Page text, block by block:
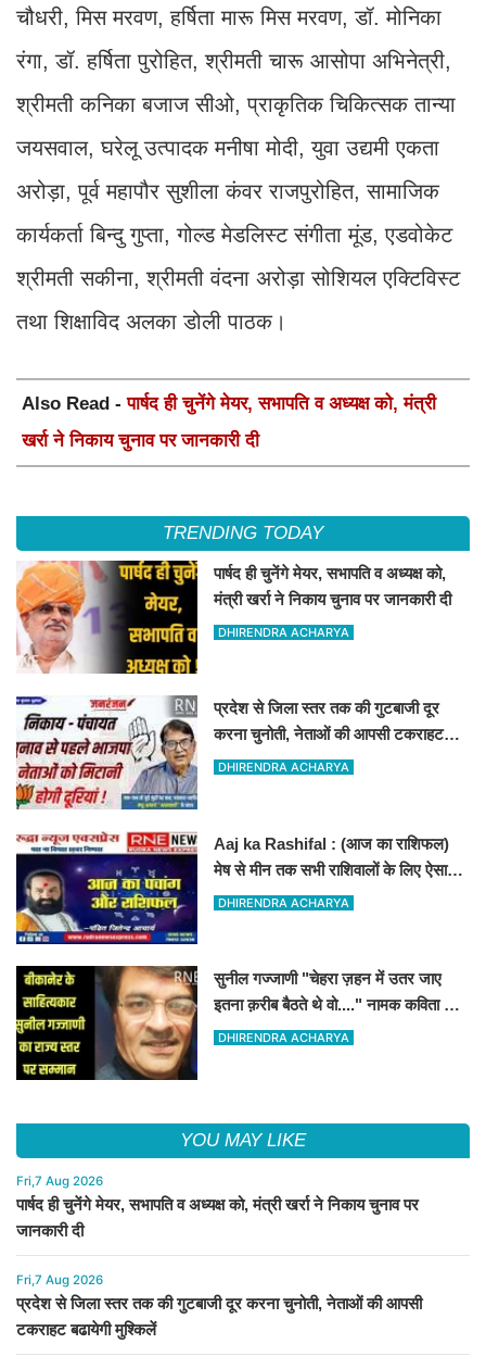
चौधरी, मिस मरवण, हर्षिता मारू मिस मरवण, डॉ. मोनिका
रंगा, डॉ. हर्षिता पुरोहित, श्रीमती चारू आसोपा अभिनेत्री,
श्रीमती कनिका बजाज सीओ, प्राकृतिक चिकित्सक तान्या
जयसवाल, घरेलू उत्पादक मनीषा मोदी, युवा उद्यमी एकता
अरोड़ा, पूर्व महापौर सुशीला कंवर राजपुरोहित, सामाजिक
कार्यकर्ता बिन्दु गुप्ता, गोल्ड मेडलिस्ट संगीता मूंड, एडवोकेट
श्रीमती सकीना, श्रीमती वंदना अरोड़ा सोशियल एक्टिविस्ट
तथा शिक्षाविद अलका डोली पाठक।
Also Read -पार्षद ही चुनेंगे मेयर, सभापति व अध्यक्ष को, मंत्री
खर्रा ने निकाय चुनाव पर जानकारी दी
TRENDING TODAY
पार्षद ही चुनेंगे मेयर, सभापति व अध्यक्ष को,
मंत्री खर्रा ने निकाय चुनाव पर जानकारी दी
DHIRENDRA ACHARYA
प्रदेश से जिला स्तर तक की गुटबाजी दूर
करना चुनोती, नेताओं की आपसी टकराहट
बढायेगी मुश्किलें
DHIRENDRA ACHARYA
Aaj ka Rashifal : (आज का राशिफल)
मेष से मीन तक सभी राशिवालों के लिए ऐसा
रहेगा आज का दिन !
DHIRENDRA ACHARYA
सुनील गज्जाणी "चेहरा ज़हन में उतर जाए
इतना क़रीब बैठते थे वो...." नामक कविता के
लिए राज्य स्तर पर सम्मानित होंगे
DHIRENDRA ACHARYA
YOU MAY LIKE
Fri,7 Aug 2026
पार्षद ही चुनेंगे मेयर, सभापति व अध्यक्ष को, मंत्री खर्रा ने निकाय चुनाव पर
जानकारी दी
Fri,7 Aug 2026
प्रदेश से जिला स्तर तक की गुटबाजी दूर करना चुनोती, नेताओं की आपसी
टकराहट बढायेगी मुश्किलें